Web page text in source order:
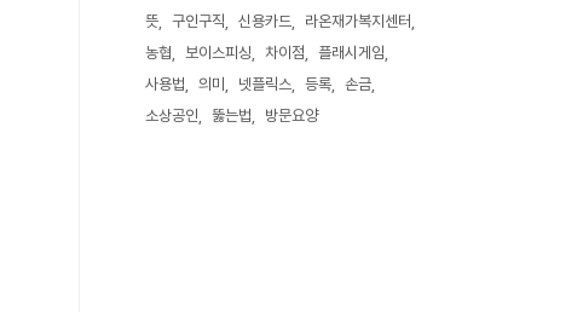
뜻
구인구직 신용카드
라온재가복지센터
농협
보이스피싱 차이점
플래시게임
사용법
의미 넷플릭스 등록
손금
소상공인
뚫는법 방문요양